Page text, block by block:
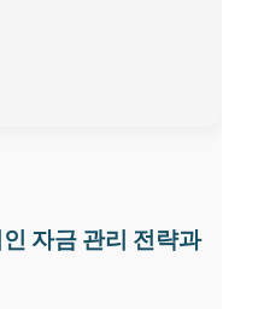
자금 관리 전략과